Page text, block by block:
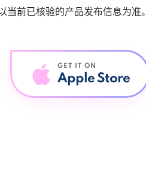
前已核验的产品发布信息为准。
GET IT ON
Apple Store